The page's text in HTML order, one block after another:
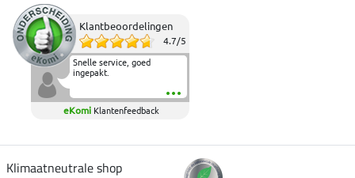
Klantbeoordelingen
4.7/5
Snelle service, goed
ingepakt.
eKomi Klantenfeedback
Klimaatneutrale shop